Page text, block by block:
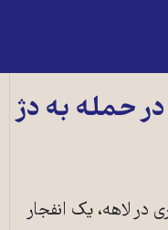
حمله به دژ
در لاهه، يک انفجار